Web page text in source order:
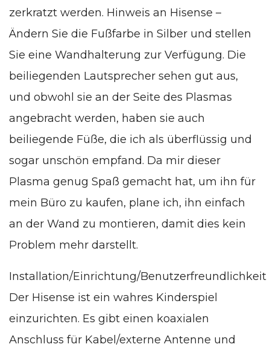
zerkratzt werden. Hinweis an Hisense –
Ändern Sie die Fußfarbe in Silber und stellen
Sie eine Wandhalterung zur Verfügung. Die
beiliegenden Lautsprecher sehen gut aus,
und obwohl sie an der Seite des Plasmas
angebracht werden, haben sie auch
beiliegende Füße, die ich als überflüssig und
sogar unschön empfand. Da mir dieser
Plasma genug Spaß gemacht hat, um ihn für
mein Büro zu kaufen, plane ich, ihn einfach
an der Wand zu montieren, damit dies kein
Problem mehr darstellt.
Installation/Einrichtung/Benutzerfreundlichkeit
Der Hisense ist ein wahres Kinderspiel
einzurichten. Es gibt einen koaxialen
Anschluss für Kabel/externe Antenne und